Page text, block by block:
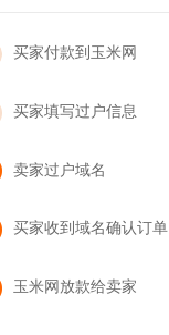
买家付款到玉米网
买家填写过户信息
卖家过户域名
买家收到域名确认订单
玉米网放款给卖家